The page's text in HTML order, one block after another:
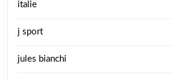
italie
j sport
jules bianchi